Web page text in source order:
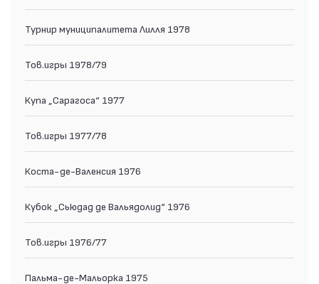
Турнир муниципалитета Лилля 1978
Тов.игры 1978/79
Купа „Сарагоса“ 1977
Тов.игры 1977/78
Коста-де-Валенсия 1976
Кубок „Сьюдад де Вальядолид“ 1976
Тов.игры 1976/77
Пальма-де-Мальорка 1975